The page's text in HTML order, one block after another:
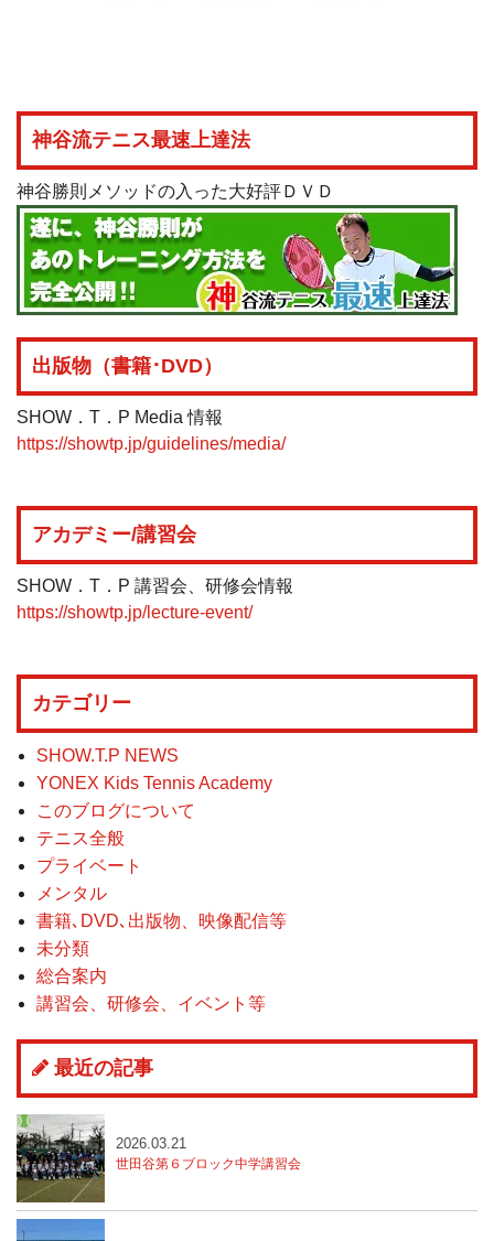
神谷流テニス最速上達法
神谷勝則メソッドの入った大好評ＤＶＤ
出版物（書籍･DVD）
SHOW．T．P Media 情報
https://showtp.jp/guidelines/media/
アカデミー/講習会
SHOW．T．P 講習会、研修会情報
https://showtp.jp/lecture-event/
カテゴリー
SHOW.T.P NEWS
YONEX Kids Tennis Academy
このブログについて
テニス全般
プライベート
メンタル
書籍､DVD､出版物、映像配信等
未分類
総合案内
講習会、研修会、イベント等
最近の記事
世田谷第６ブロック中学講習会
2026.03.21